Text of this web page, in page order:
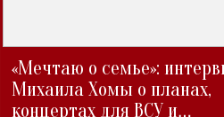
«Мечтаю о семье»:
Михаила Хомы о планах,
концертах для ВСУ и